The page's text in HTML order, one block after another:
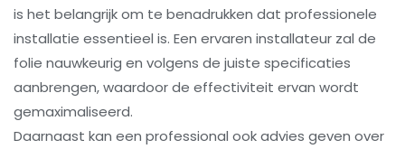
is het belangrijk om te benadrukken dat professionele
installatie essentieel is. Een ervaren installateur zal de
folie nauwkeurig en volgens de juiste specificaties
aanbrengen, waardoor de effectiviteit ervan wordt
gemaximaliseerd.
Daarnaast kan een professional ook advies geven over